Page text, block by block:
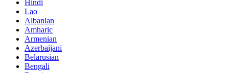
Hindi
Lao
Albanian
Amharic
Armenian
Azerbaijani
Belarusian
Bengali